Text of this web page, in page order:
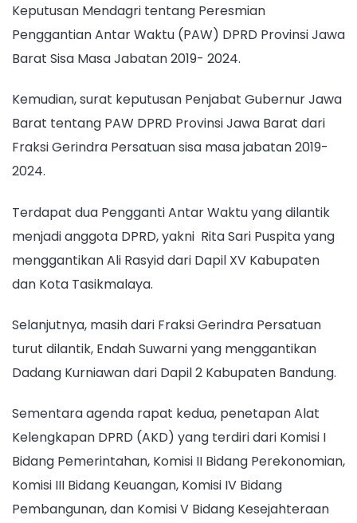
Keputusan Mendagri tentang Peresmian
Penggantian Antar Waktu (PAW) DPRD Provinsi Jawa
Barat Sisa Masa Jabatan 2019- 2024.
Kemudian, surat keputusan Penjabat Gubernur Jawa
Barat tentang PAW DPRD Provinsi Jawa Barat dari
Fraksi Gerindra Persatuan sisa masa jabatan 2019-
2024.
Terdapat dua Pengganti Antar Waktu yang dilantik
menjadi anggota DPRD, yakni Rita Sari Puspita yang
menggantikan Ali Rasyid dari Dapil XV Kabupaten
dan Kota Tasikmalaya.
Selanjutnya, masih dari Fraksi Gerindra Persatuan
turut dilantik, Endah Suwarni yang menggantikan
Dadang Kurniawan dari Dapil 2 Kabupaten Bandung.
Sementara agenda rapat kedua, penetapan Alat
Kelengkapan DPRD (AKD) yang terdiri dari Komisi I
Bidang Pemerintahan, Komisi II Bidang Perekonomian,
Komisi III Bidang Keuangan, Komisi IV Bidang
Pembangunan, dan Komisi V Bidang Kesejahteraan